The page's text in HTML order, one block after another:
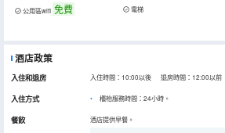
公用區wifi 免費 電梯
酒店政策
入住和退房 入住時間：10:00以後 退房時間：12:00以前
入住方式 櫃枱服務時間：24小時。
餐飲 酒店提供早餐。